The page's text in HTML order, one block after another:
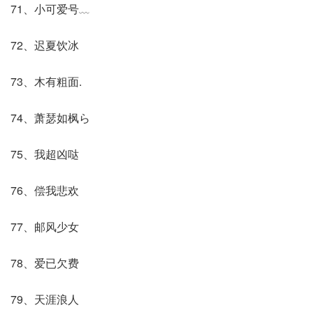
71、小可爱号﹏
72、迟夏饮冰
73、木有粗面.
74、萧瑟如枫ら
75、我超凶哒
76、偿我悲欢
77、邮风少女
78、爱已欠费
79、天涯浪人